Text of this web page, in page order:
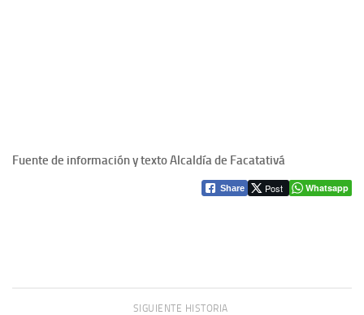
Fuente de información y texto Alcaldía de Facatativá
Share Post Whatsapp
SIGUIENTE HISTORIA